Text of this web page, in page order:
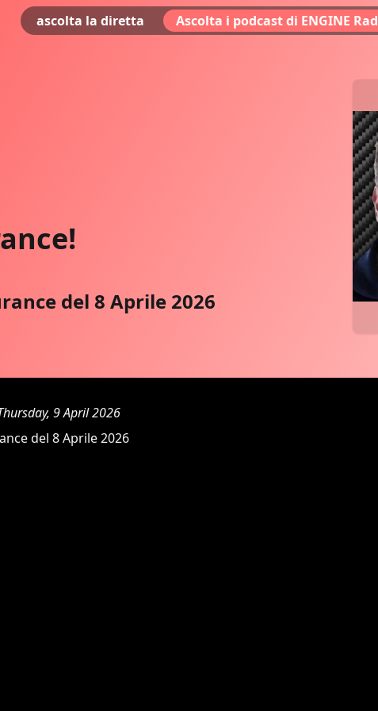
ascolta la diretta Ascolta i podcast di ENGINE
del 8 Aprile 2026
9 April 2026
del 8 Aprile 2026